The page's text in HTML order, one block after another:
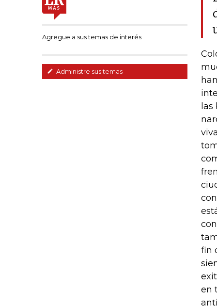
Agregue a sus temas de interés
Administre sus temas
fin
en